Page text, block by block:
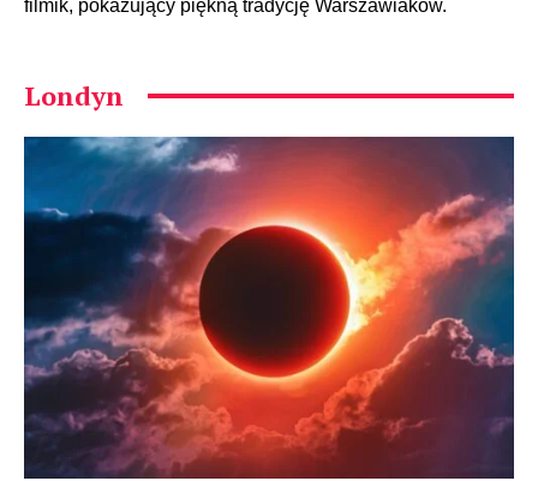
filmik, pokazujący piękną tradycję Warszawiaków.
Londyn